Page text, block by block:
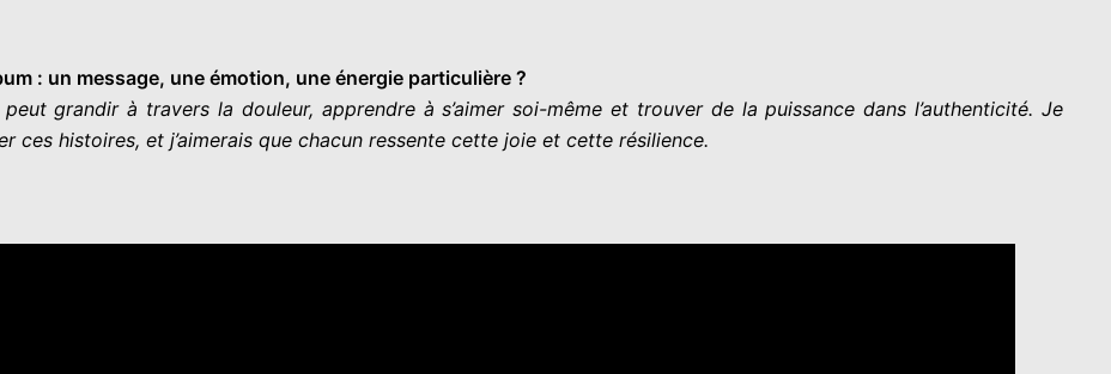
: un message, une émotion, une énergie particulière ?
grandir à travers la douleur, apprendre à s’aimer soi-même et trouver de la puissance dans l’authenticité. Je
ces histoires, et j’aimerais que chacun ressente cette joie et cette résilience.